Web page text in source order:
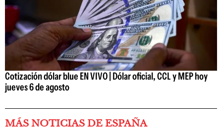
Cotización dólar blue EN VIVO | Dólar oficial, CCL y MEP hoy
jueves 6 de agosto
MÁS NOTICIAS DE ESPAÑA